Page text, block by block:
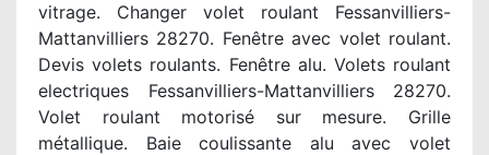
vitrage. Changer volet roulant Fessanvilliers-
Mattanvilliers 28270. Fenêtre avec volet roulant.
Devis volets roulants. Fenêtre alu. Volets roulant
electriques Fessanvilliers-Mattanvilliers 28270.
Volet roulant motorisé sur mesure. Grille
métallique. Baie coulissante alu avec volet